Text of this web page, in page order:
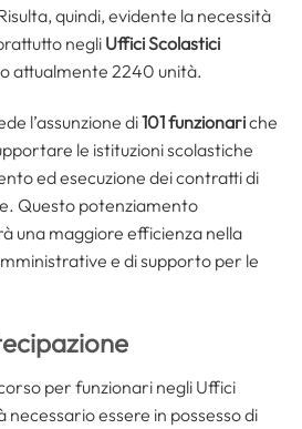
quindi, evidente la necessità
negli Uffici Scolastici
attualmente 2240 unità.
l’assunzione di101 funzionariche
le istituzioni scolastiche
ed esecuzione dei contratti di
Questo potenziamento
una maggiore efficienza nella
e di supporto per le
per funzionari negli Uffici
necessario essere in possesso di